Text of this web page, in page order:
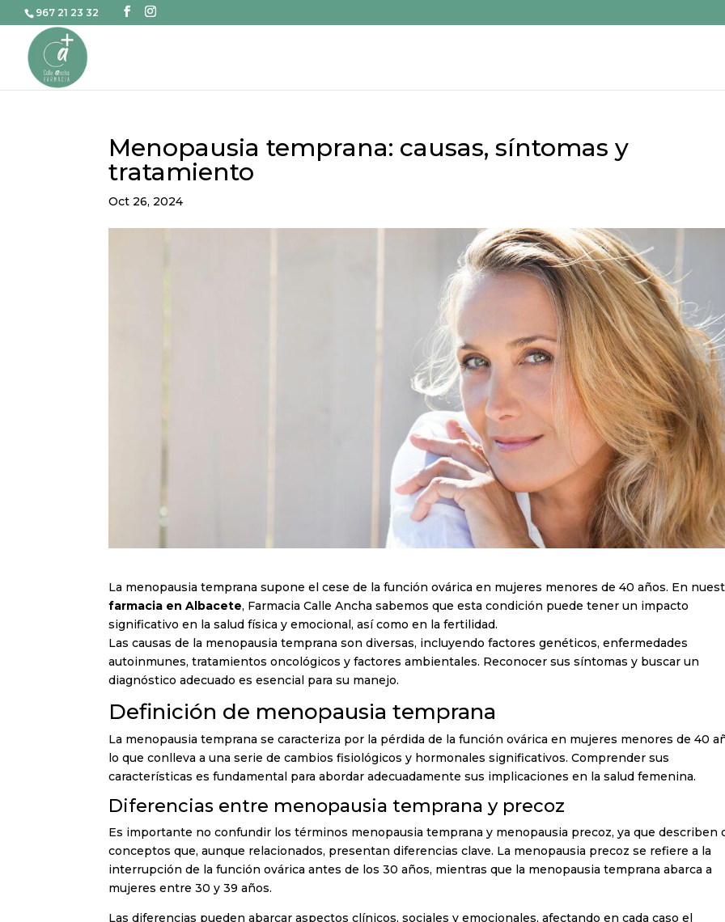
967 21 23 32
Menopausia temprana: causas, síntomas y
tratamiento
Oct 26, 2024
La menopausia temprana supone el cese de la función ovárica en mujeres menores de 40 años. En
farmacia en Albacete, Farmacia Calle Ancha sabemos que esta condición puede tener un impacto
significativo en la salud física y emocional, así como en la fertilidad.
Las causas de la menopausia temprana son diversas, incluyendo factores genéticos, enfermedades
autoinmunes, tratamientos oncológicos y factores ambientales. Reconocer sus síntomas y buscar un
diagnóstico adecuado es esencial para su manejo.
Definición de menopausia temprana
La menopausia temprana se caracteriza por la pérdida de la función ovárica en mujeres menores de 40
lo que conlleva a una serie de cambios fisiológicos y hormonales significativos. Comprender sus
características es fundamental para abordar adecuadamente sus implicaciones en la salud femenina.
Diferencias entre menopausia temprana y precoz
Es importante no confundir los términos menopausia temprana y menopausia precoz, ya que describen
conceptos que, aunque relacionados, presentan diferencias clave. La menopausia precoz se refiere a la
interrupción de la función ovárica antes de los 30 años, mientras que la menopausia temprana abarca a
mujeres entre 30 y 39 años.
Las diferencias pueden abarcar aspectos clínicos, sociales y emocionales, afectando en cada caso el